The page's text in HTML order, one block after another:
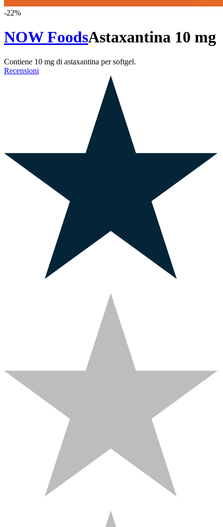
-22%
NOW FoodsAstaxantina 10 mg
Contiene 10 mg di astaxantina per softgel.
Recensioni